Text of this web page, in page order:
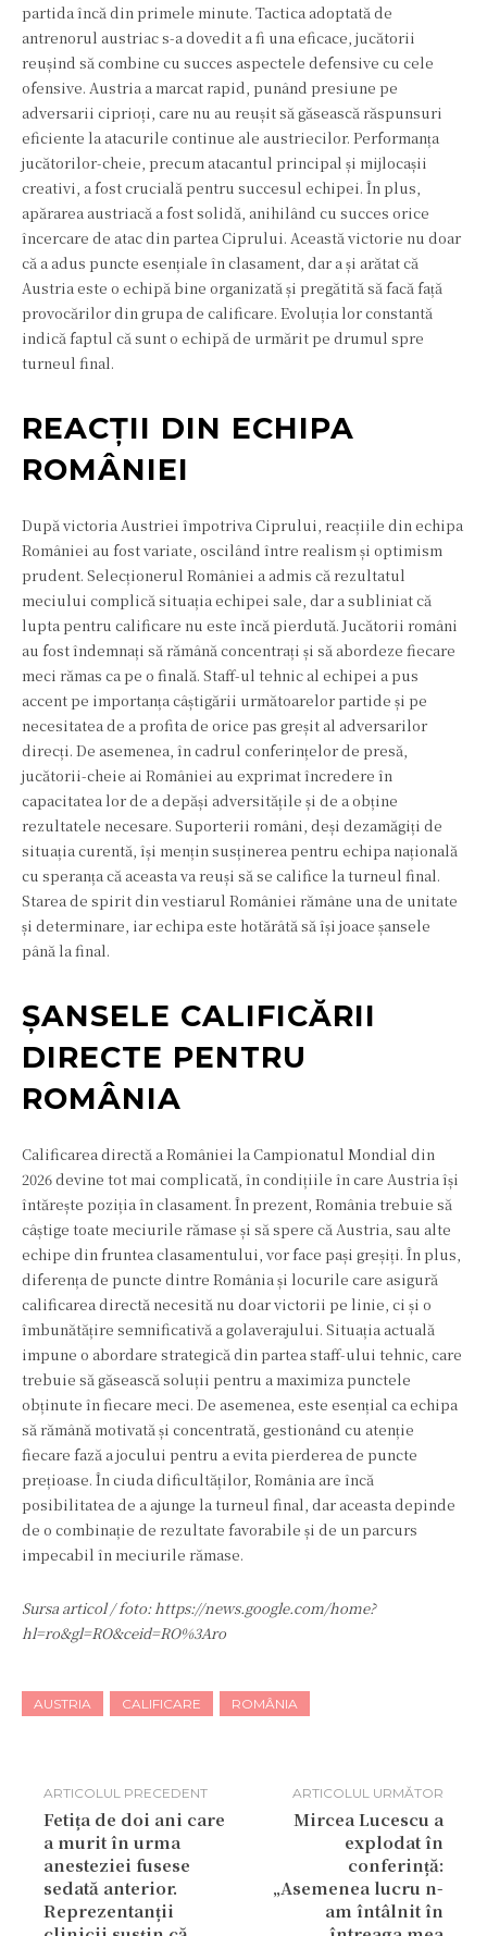
partida încă din primele minute. Tactica adoptată de
antrenorul austriac s-a dovedit a fi una eficace, jucătorii
reușind să combine cu succes aspectele defensive cu cele
ofensive. Austria a marcat rapid, punând presiune pe
adversarii ciprioți, care nu au reușit să găsească răspunsuri
eficiente la atacurile continue ale austriecilor. Performanța
jucătorilor-cheie, precum atacantul principal și mijlocașii
creativi, a fost crucială pentru succesul echipei. În plus,
apărarea austriacă a fost solidă, anihilând cu succes orice
încercare de atac din partea Ciprului. Această victorie nu doar
că a adus puncte esențiale în clasament, dar a și arătat că
Austria este o echipă bine organizată și pregătită să facă față
provocărilor din grupa de calificare. Evoluția lor constantă
indică faptul că sunt o echipă de urmărit pe drumul spre
turneul final.
REACȚII DIN ECHIPA
ROMÂNIEI
După victoria Austriei împotriva Ciprului, reacțiile din echipa
României au fost variate, oscilând între realism și optimism
prudent. Selecționerul României a admis că rezultatul
meciului complică situația echipei sale, dar a subliniat că
lupta pentru calificare nu este încă pierdută. Jucătorii români
au fost îndemnați să rămână concentrați și să abordeze fiecare
meci rămas ca pe o finală. Staff-ul tehnic al echipei a pus
accent pe importanța câștigării următoarelor partide și pe
necesitatea de a profita de orice pas greșit al adversarilor
direcți. De asemenea, în cadrul conferințelor de presă,
jucătorii-cheie ai României au exprimat încredere în
capacitatea lor de a depăși adversitățile și de a obține
rezultatele necesare. Suporterii români, deși dezamăgiți de
situația curentă, își mențin susținerea pentru echipa națională
cu speranța că aceasta va reuși să se califice la turneul final.
Starea de spirit din vestiarul României rămâne una de unitate
și determinare, iar echipa este hotărâtă să își joace șansele
până la final.
ȘANSELE CALIFICĂRII
DIRECTE PENTRU
ROMÂNIA
Calificarea directă a României la Campionatul Mondial din
2026 devine tot mai complicată, în condițiile în care Austria își
întărește poziția în clasament. În prezent, România trebuie să
câștige toate meciurile rămase și să spere că Austria, sau alte
echipe din fruntea clasamentului, vor face pași greșiți. În plus,
diferența de puncte dintre România și locurile care asigură
calificarea directă necesită nu doar victorii pe linie, ci și o
îmbunătățire semnificativă a golaverajului. Situația actuală
impune o abordare strategică din partea staff-ului tehnic, care
trebuie să găsească soluții pentru a maximiza punctele
obținute în fiecare meci. De asemenea, este esențial ca echipa
să rămână motivată și concentrată, gestionând cu atenție
fiecare fază a jocului pentru a evita pierderea de puncte
prețioase. În ciuda dificultăților, România are încă
posibilitatea de a ajunge la turneul final, dar aceasta depinde
de o combinație de rezultate favorabile și de un parcurs
impecabil în meciurile rămase.
Sursa articol / foto: https://news.google.com/home?
hl=ro&gl=RO&ceid=RO%3Aro
AUSTRIA CALIFICARE ROMÂNIA
ARTICOLUL PRECEDENT
Fetița de doi ani care
a murit în urma
anesteziei fusese
sedată anterior.
Reprezentanții
ARTICOLUL URMĂTOR
Mircea Lucescu a
explodat în
conferință:
„Asemenea lucru n-
am întâlnit în